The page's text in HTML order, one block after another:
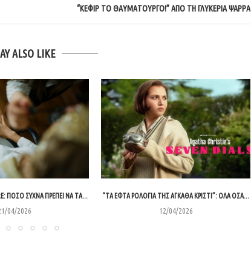
“ΚΕΦΊΡ ΤΟ ΘΑΥΜΑΤΟΥΡΓΌ!” ΑΠΌ ΤΗ ΓΛΥΚΕΡΊΑ ΨΑΡΡΆ
ALSO LIKE
ΠΌΣΟ ΣΥΧΝΆ ΠΡΈΠΕΙ ΝΑ ΤΑ...
04/2026
“ΤΑ ΕΦΤΆ ΡΟΛΌΓΙΑ ΤΗΣ ΑΓΚΆΘΑ ΚΡΊΣΤΙ”: ΌΛΑ ΌΣΑ...
12/04/2026